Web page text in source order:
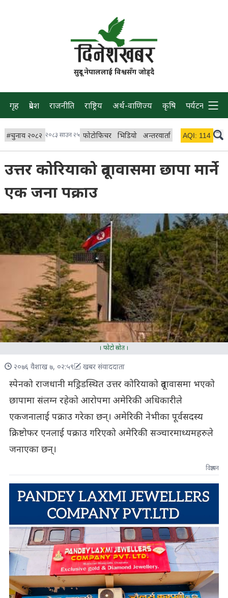
सुदूर नेपाललाई विश्वसँग जोड्दै
गृह प्रदेश राजनीति राष्ट्रिय अर्थ-वाणिज्य कृषि पर्यटन प्रवास
#चुनाव २०८२ २०८३ साउन २५ फोटोफिचर भिडियो अन्तरवार्ता विचार/ब्लग
AQI: 114
उत्तर कोरियाको दूतावासमा छापा मार्ने
एक जना पक्राउ
। फोटो स्रोत ।
२०७६ वैशाख ७, ०२:५९ खबर संवाददाता
स्पेनको राजधानी मड्रिडस्थित उत्तर कोरियाको दूतावासमा भएको
छापामा संलग्न रहेको आरोपमा अमेरिकी अधिकारीले
एकजनालाई पक्राउ गरेका छन्। अमेरिकी नेभीका पूर्वसदस्य
क्रिष्टोफर एनलाई पक्राउ गरिएको अमेरिकी सञ्चारमाध्यमहरुले
जनाएका छन्।
विज्ञापन